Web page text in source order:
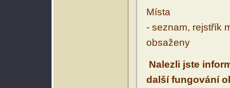
Místa
- seznam, rejstřík
obsaženy
Nalezli jste
další fungování